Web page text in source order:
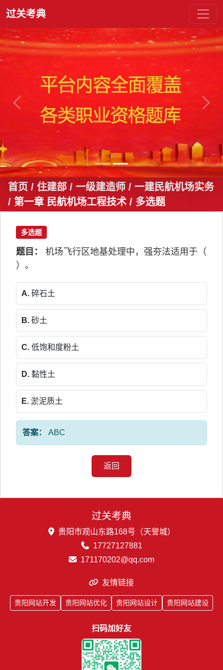
过关考典
上一张 下一
首页 / 住建部 / 一级建造师 / 一建民航机场实务
/ 第一章 民航机场工程技术 / 多选题
多选题
题目：
机场飞行区地基处理中，强夯法适用于（
）。
A. 碎石土
B. 砂土
C. 低饱和度粉土
D. 黏性土
E. 淤泥质土
答案： ABC
返回
过关考典
贵阳市观山东路168号（天誉城）
17727127881
171170202@qq.com
友情链接
贵阳网站开发 贵阳网站优化 贵阳网站设计 贵阳网站建设
扫码加好友